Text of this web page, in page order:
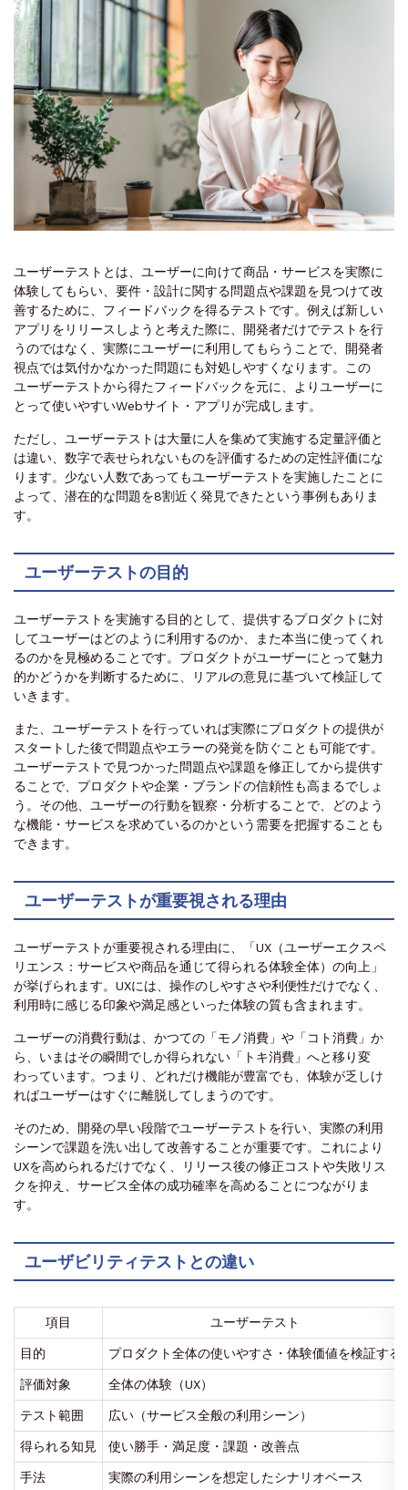
ユーザーテストとは、ユーザーに向けて商品・サービスを実際に
体験してもらい、要件・設計に関する問題点や課題を見つけて改
善するために、フィードバックを得るテストです。例えば新しい
アプリをリリースしようと考えた際に、開発者だけでテストを行
うのではなく、実際にユーザーに利用してもらうことで、開発者
視点では気付かなかった問題にも対処しやすくなります。この
ユーザーテストから得たフィードバックを元に、よりユーザーに
とって使いやすいWebサイト・アプリが完成します。
ただし、ユーザーテストは大量に人を集めて実施する定量評価と
は違い、数字で表せられないものを評価するための定性評価にな
ります。少ない人数であってもユーザーテストを実施したことに
よって、潜在的な問題を8割近く発見できたという事例もありま
す。
ユーザーテストの目的
ユーザーテストを実施する目的として、提供するプロダクトに対
してユーザーはどのように利用するのか、また本当に使ってくれ
るのかを見極めることです。プロダクトがユーザーにとって魅力
的かどうかを判断するために、リアルの意見に基づいて検証して
いきます。
また、ユーザーテストを行っていれば実際にプロダクトの提供が
スタートした後で問題点やエラーの発覚を防ぐことも可能です。
ユーザーテストで見つかった問題点や課題を修正してから提供す
ることで、プロダクトや企業・ブランドの信頼性も高まるでしょ
う。その他、ユーザーの行動を観察・分析することで、どのよう
な機能・サービスを求めているのかという需要を把握することも
できます。
ユーザーテストが重要視される理由
ユーザーテストが重要視される理由に、「UX（ユーザーエクスペ
リエンス：サービスや商品を通じて得られる体験全体）の向上」
が挙げられます。UXには、操作のしやすさや利便性だけでなく、
利用時に感じる印象や満足感といった体験の質も含まれます。
ユーザーの消費行動は、かつての「モノ消費」や「コト消費」か
ら、いまはその瞬間でしか得られない「トキ消費」へと移り変
わっています。つまり、どれだけ機能が豊富でも、体験が乏しけ
ればユーザーはすぐに離脱してしまうのです。
そのため、開発の早い段階でユーザーテストを行い、実際の利用
シーンで課題を洗い出して改善することが重要です。これにより
UXを高められるだけでなく、リリース後の修正コストや失敗リス
クを抑え、サービス全体の成功確率を高めることにつながりま
す。
ユーザビリティテストとの違い
項目 ユーザーテスト
目的 プロダクト全体の使いやすさ・体験価値を検証する
評価対象 全体の体験（UX）
テスト範囲 広い（サービス全般の利用シーン）
得られる知見 使い勝手・満足度・課題・改善点
手法 実際の利用シーンを想定したシナリオベース